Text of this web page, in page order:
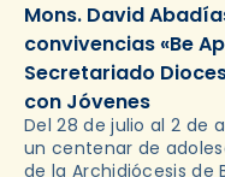
Mons. David
convivencias «Be
Secretariado
con Jóvenes
Del 28 de julio al 2 de
un centenar de
de la Archidiócesis de